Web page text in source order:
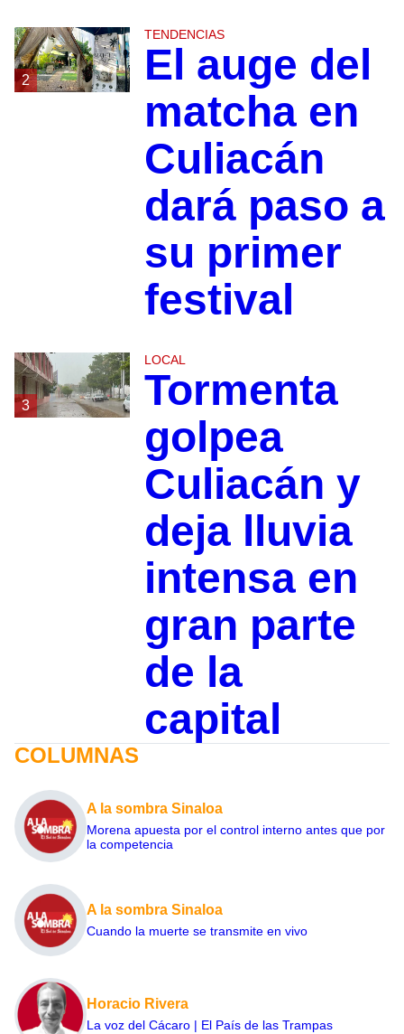
2
TENDENCIAS
El auge del
matcha en
Culiacán
dará paso a
su primer
festival
3
LOCAL
Tormenta
golpea
Culiacán y
deja lluvia
intensa en
gran parte
de la
capital
COLUMNAS
A la sombra Sinaloa
Morena apuesta por el control interno antes que por
la competencia
A la sombra Sinaloa
Cuando la muerte se transmite en vivo
Horacio Rivera
La voz del Cácaro | El País de las Trampas